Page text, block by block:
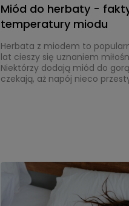
Miód do herbaty -
temperatury miodu
Herbata z miodem to
lat cieszy się uznaniem
Niektórzy dodają miód do
czekają, aż napój nieco
wpływa na smak i strukturę
przyjrzymy się faktom i